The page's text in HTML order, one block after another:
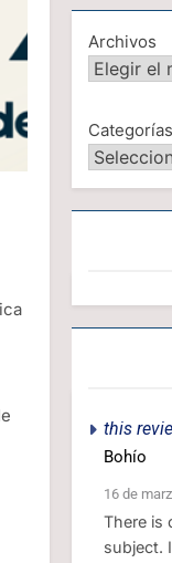
Archivos
Categorías
this
Bohío
16 de
There is
subject.